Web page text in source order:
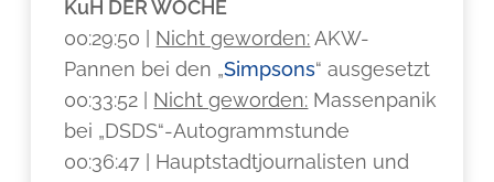
KuH DER WOCHE
00:29:50 | Nicht geworden:AKW-
Pannen bei den „Simpsons“ ausgesetzt
00:33:52 | Nicht geworden: Massenpanik
bei „DSDS“-Autogrammstunde
00:36:47 | Hauptstadtjournalisten und